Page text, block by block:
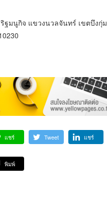
ฐมนูกิจ แขวงนวลจันทร์ เขตบึงกุ่ม
แชร์ Tweet แชร์
พิมพ์